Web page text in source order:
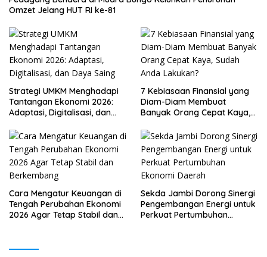
Omzet Jelang HUT RI ke-81
Strategi UMKM Menghadapi
Tantangan Ekonomi 2026:
Adaptasi, Digitalisasi, dan
7 Kebiasaan Finansial yang
Diam-Diam Membuat
Banyak Orang Cepat Kaya,
Cara Mengatur Keuangan di
Tengah Perubahan Ekonomi
2026 Agar Tetap Stabil dan
Sekda Jambi Dorong Sinergi
Pengembangan Energi untuk
Perkuat Pertumbuhan